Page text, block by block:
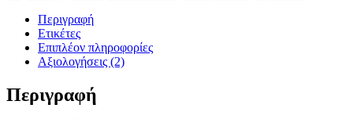
Περιγραφή
Ετικέτες
Επιπλέον πληροφορίες
Αξιολογήσεις (2)
Περιγραφή